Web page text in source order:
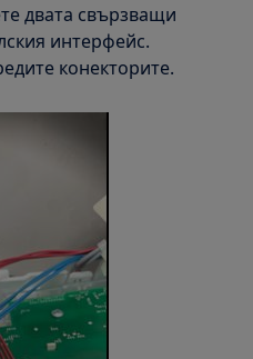
двата свързващи
интерфейс.
конекторите.